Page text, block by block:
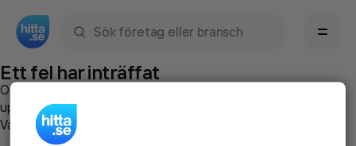
Ett fel har inträffat
Om du vill kan du
uppstod så att vi lättare och snabbare kan avhjälpa det.
Vänligen försök med följande: